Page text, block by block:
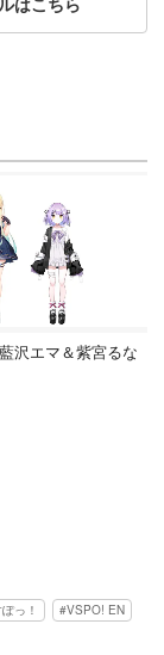
沢エマ＆紫宮るな
っ！ VSPO! EN